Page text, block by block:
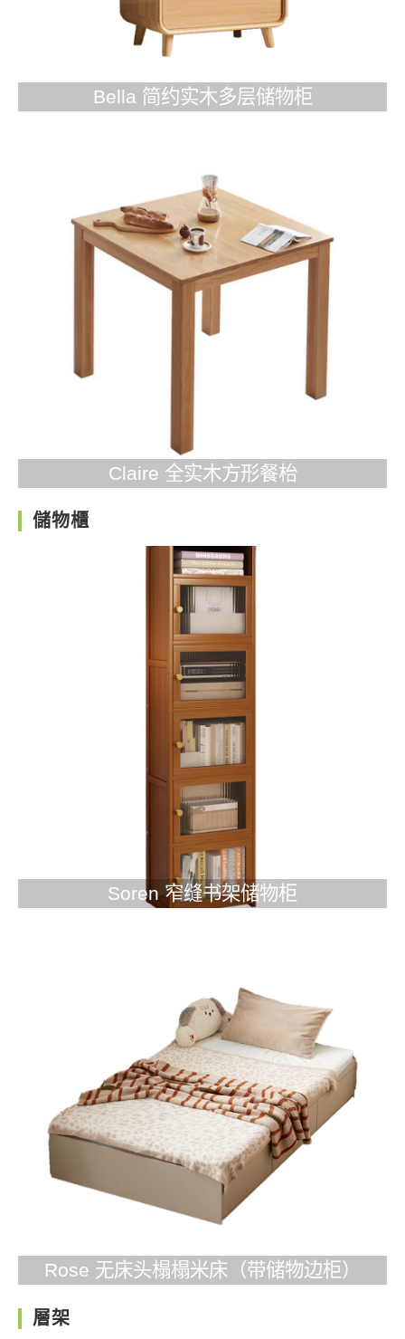
Bella 简约实木多层储物柜
Claire 全实木方形餐枱
儲物櫃
Soren 窄缝书架储物柜
Rose 无床头榻榻米床（带储物边柜）
層架